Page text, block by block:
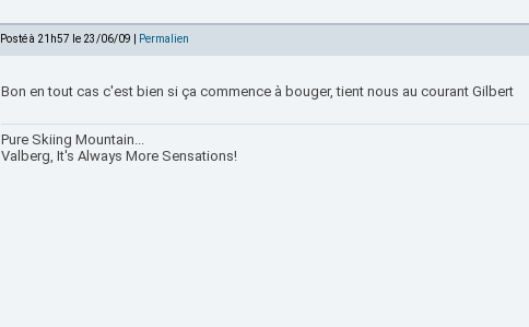
Posté à 21h57 le 23/06/09 | Permalien
Bon en tout cas c'est bien si ça commence à bouger, tient nous au courant Gilbert
Pure Skiing Mountain...
Valberg, It's Always More Sensations!